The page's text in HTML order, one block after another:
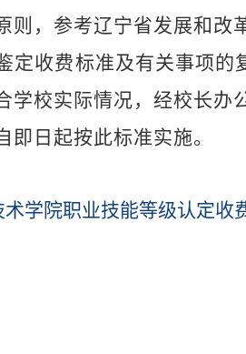
则，参考辽宁省发展和
定收费标准及有关事项的
学校实际情况，经校长办
日起按此标准实施。
学院职业技能等级认定收